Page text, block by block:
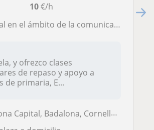
10€/h
que imparte clases de repaso y apoyo general a alumnos de primaria, E.S.O o bachiller
y ofrezco clases
de repaso y apoyo a
de primaria, E...
Badalona, Cornellà de Llobregat, Esplugues de Llobr...